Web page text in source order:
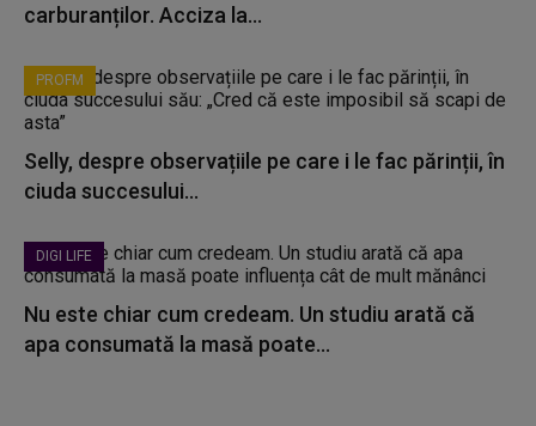
carburanților. Acciza la...
PROFM
Selly, despre observațiile pe care i le fac părinții, în
ciuda succesului...
DIGI LIFE
Nu este chiar cum credeam. Un studiu arată că
apa consumată la masă poate...